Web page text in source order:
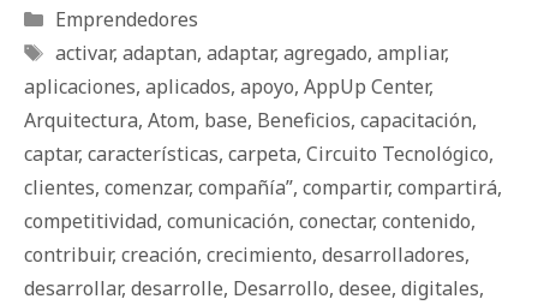
Categorías
Emprendedores
Etiquetas
activar, adaptan, adaptar, agregado, ampliar,
aplicaciones, aplicados, apoyo, AppUp Center,
Arquitectura, Atom, base, Beneficios, capacitación,
captar, características, carpeta, Circuito Tecnológico,
clientes, comenzar, compañía”, compartir, compartirá,
competitividad, comunicación, conectar, contenido,
contribuir, creación, crecimiento, desarrolladores,
desarrollar, desarrolle, Desarrollo, desee, digitales,